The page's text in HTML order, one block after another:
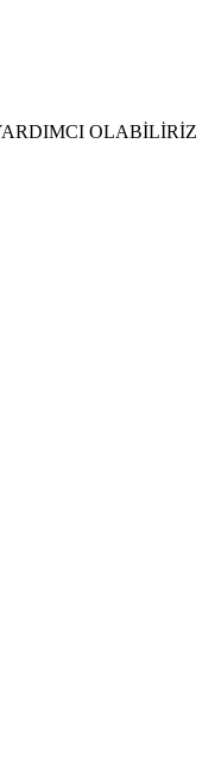
OLABİLİRİZ